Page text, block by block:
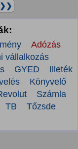
❯❯
Adózás
vállalkozás
GYED
Illeték
Könyvelő
Számla
TB
Tőzsde